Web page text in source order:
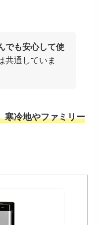
でも安心して使
共通していま
寒冷地やファミリー